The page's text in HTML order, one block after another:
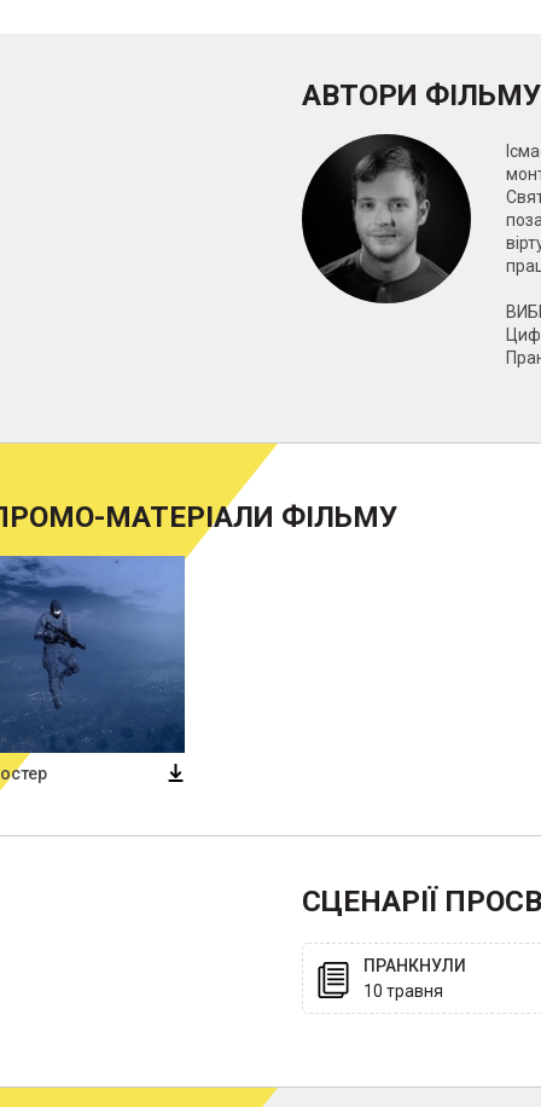
АВТОРИ ФІЛЬМУ
МАТЕРІАЛИ ФІЛЬМУ
СЦЕНАРІЇ
ПРАНКНУЛИ
10 травня